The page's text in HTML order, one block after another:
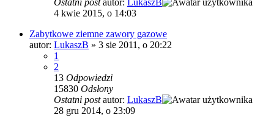
Ostatni postautor: LukaszB
4 kwie 2015, o 14:03
Zabytkowe ziemne zawory gazowe
autor: LukaszB » 3 sie 2011, o 20:22
1
2
13 Odpowiedzi
15830 Odsłony
Ostatni postautor: LukaszB
28 gru 2014, o 23:09